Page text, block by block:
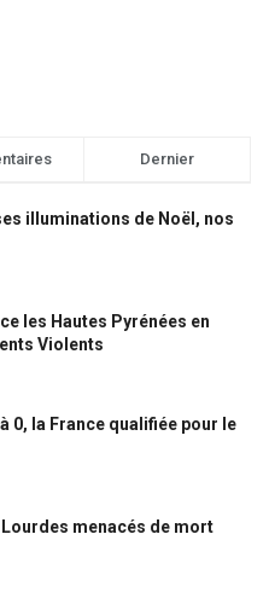
Dernier
illuminations de Noël, nos
les Hautes Pyrénées en
Violents
0, la France qualifiée pour le
menacés de mort